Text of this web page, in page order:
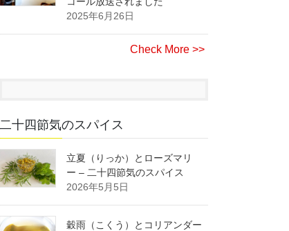
2025年6月26日
Check More >>
二十四節気のスパイス
立夏（りっか）とローズマリ
ー – 二十四節気のスパイス
2026年5月5日
穀雨（こくう）とコリアンダー